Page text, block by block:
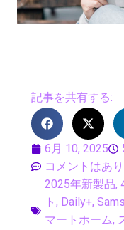
記事を共有する:
6月 10, 2025
コメントはあ
2025年新製品,
ト , Daily+,
マートホーム,